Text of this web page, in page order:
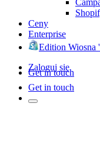
Ceny
Enterprise
Edition Wiosna
Zaloguj się
Get in touch
Get in touch